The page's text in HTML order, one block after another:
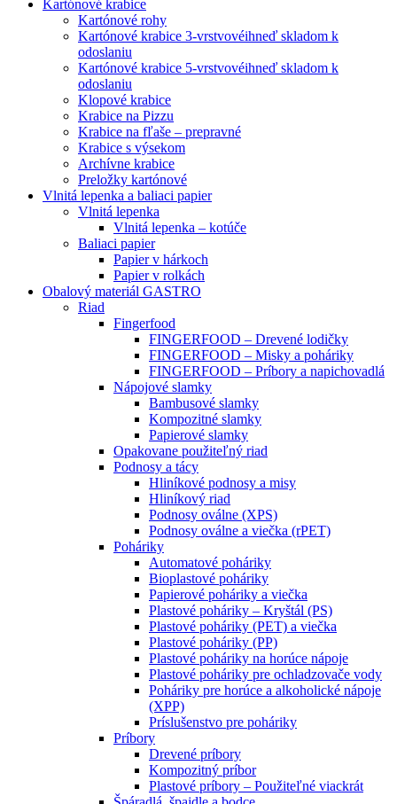
Kartónové krabice
Kartónové rohy
Kartónové krabice 3-vrstvovéihneď skladom k
odoslaniu
Kartónové krabice 5-vrstvovéihneď skladom k
odoslaniu
Klopové krabice
Krabice na Pizzu
Krabice na fľaše – prepravné
Krabice s výsekom
Archívne krabice
Preložky kartónové
Vlnitá lepenka a baliaci papier
Vlnitá lepenka
Vlnitá lepenka – kotúče
Baliaci papier
Papier v hárkoch
Papier v rolkách
Obalový materiál GASTRO
Riad
Fingerfood
FINGERFOOD – Drevené lodičky
FINGERFOOD – Misky a poháriky
FINGERFOOD – Príbory a napichovadlá
Nápojové slamky
Bambusové slamky
Kompozitné slamky
Papierové slamky
Opakovane použiteľný riad
Podnosy a tácy
Hliníkové podnosy a misy
Hliníkový riad
Podnosy oválne (XPS)
Podnosy oválne a viečka (rPET)
Poháriky
Automatové poháriky
Bioplastové poháriky
Papierové poháriky a viečka
Plastové poháriky – Kryštál (PS)
Plastové poháriky (PET) a viečka
Plastové poháriky (PP)
Plastové poháriky na horúce nápoje
Plastové poháriky pre ochladzovače vody
Poháriky pre horúce a alkoholické nápoje
(XPP)
Príslušenstvo pre poháriky
Príbory
Drevené príbory
Kompozitný príbor
Plastové príbory – Použiteľné viackrát